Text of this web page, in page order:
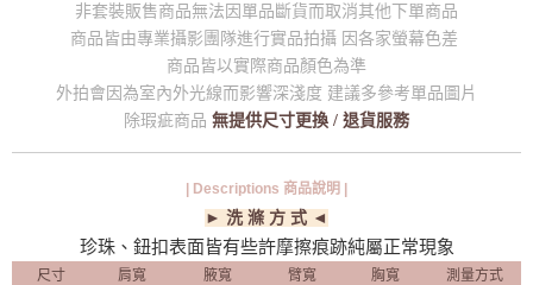
非套裝販售商品無法因單品斷貨而取消其他下單商品
商品皆由專業攝影團隊進行實品拍攝 因各家螢幕色差
商品皆以實際商品顏色為準
外拍會因為室內外光線而影響深淺度 建議多參考單品圖片
除瑕疵商品 無提供尺寸更換 / 退貨服務
| Descriptions 商品說明 |
► 洗 滌 方 式 ◄
珍珠、鈕扣表面皆有些許摩擦痕跡純屬正常現象
尺寸 肩寬 腋寬 臂寬 胸寬
測量方式